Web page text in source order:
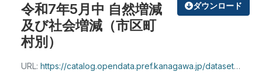
ダウンロード
令和7年5月中 自然増減
及び社会増減（市区町
村別）
URL: https://catalog.opendata.pref.kanagawa.jp/dataset/a35523c1-79b3-4b92-bd88-81f3384b4be7/resource/987ed0a7-2447-4c23-a5e1-0266c12b275e/download/shizenzogen_-r7_5.xlsx